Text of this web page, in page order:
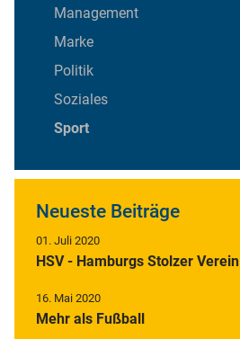
Management
Marke
Politik
Soziales
Sport
Neueste Beiträge
01. Juli 2020
HSV - Hamburgs Stolzer Verein
16. Mai 2020
Mehr als Fußball